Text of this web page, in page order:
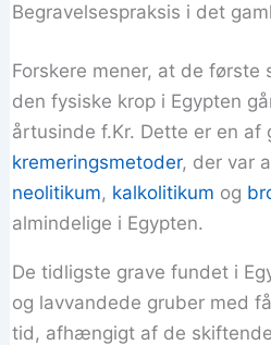
Begravelsespraksis i det
Forskere mener, at de første
den fysiske krop i Egypten
årtusinde f.Kr. Dette er en af
kremeringsmetoder, der var
neolitikum, kalkolitikum og
almindelige i Egypten.
De tidligste grave fundet i
og lavvandede gruber med
tid, afhængigt af de